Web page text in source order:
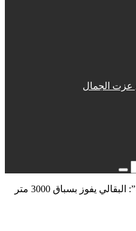
عزت الجمال
بحث
عن
“سيطرة مستحقة”: البقالي يفوز بسباق 3000 متر